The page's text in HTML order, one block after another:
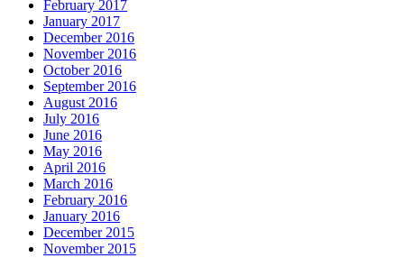
February 2017
January 2017
December 2016
November 2016
October 2016
September 2016
August 2016
July 2016
June 2016
May 2016
April 2016
March 2016
February 2016
January 2016
December 2015
November 2015